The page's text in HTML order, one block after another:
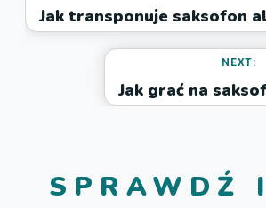
Jak transponuje saksofon
NEXT:
Jak grać na
SPRAWDŹ